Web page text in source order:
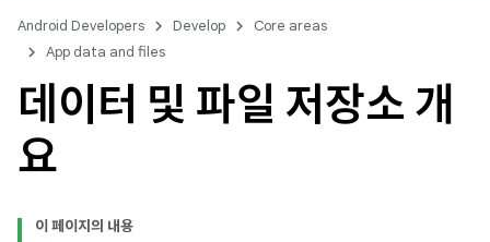
Android Developers Develop
Core areas
App data and files
데이터 및 파일 저장소 개
요
이 페이지의 내용